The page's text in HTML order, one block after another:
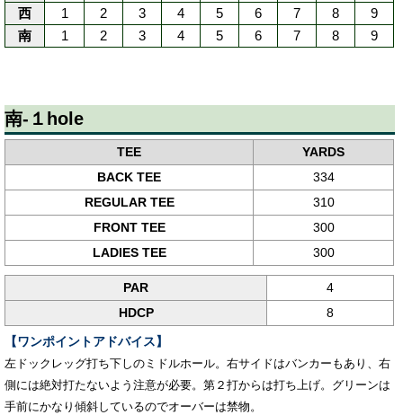
西
1 2 3 4 5 6 7 8
9
南
1 2 3 4 5 6 7 8 9
南-１hole
TEE
YARDS
BACK TEE
334
REGULAR TEE
310
FRONT TEE
300
LADIES TEE
300
PAR
4
HDCP
8
【ワンポイントアドバイス】
左ドックレッグ打ち下しのミドルホール。右サイドはバンカーもあり、右
側には絶対打たないよう注意が必要。第２打からは打ち上げ。グリーンは
手前にかなり傾斜しているのでオーバーは禁物。